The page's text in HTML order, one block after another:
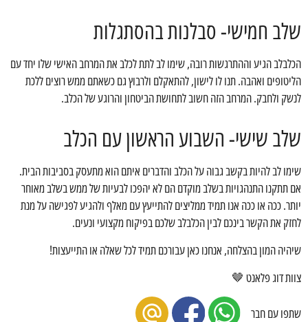
שלב חמישי- סבלנות בהסתגלות
הכלבלב הגיע וההתרגשות רובה, שימו לב לתת לכלב את המרחב האישי שלו יחד עם
הליטופים ואהבה. תנו לו לישון, להתאקלם ולרבוץ גם כשאתם ממש רוצים ללכת
לנשק ולחבק. המרחב הזה חשוב לתחושת הביטחון והרוגע של הכלב.
שלב שישי- השבוע הראשון עם הכלב
שימו לב להיות בקשב גבוה על הכלב והדברים איתם הוא מתעסק בסביבות הבית.
אם תתקנו התנהגויות בשלב מוקדם הם לא יהפכו לבעיות של ממש בשלב מאוחר
יותר. ככה או ככה אנו תמיד ממליצים להתייעץ עם מאלף ולהגיע לפגישה על מנת
לחזק את הקשר בינכם לבין הכלבלב שלכם בפיקוח מקצועי ונעים.
שיהיה המון בהצלחה, אנחנו כאן עבורכם תמיד לכל שאלה או התייעצות!
צוות דוג פלאנט 🤎
שתפו עם חבר